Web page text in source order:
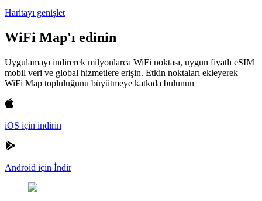
Haritayı genişlet
WiFi Map'ı edinin
Uygulamayı indirerek milyonlarca WiFi noktası, uygun fiyatlı eSIM
mobil veri ve global hizmetlere erişin. Etkin noktaları ekleyerek
WiFi Map topluluğunu büyütmeye katkıda bulunun
iOS için indirin
Android için İndir